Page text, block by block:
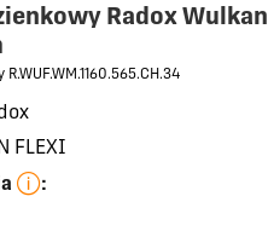
Radox Wulkan
FLEXI
: